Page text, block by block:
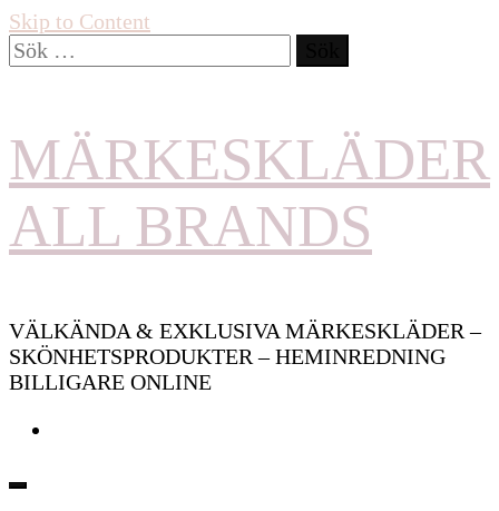
Skip to Content
Sök
efter:
MÄRKESKLÄDER
ALL BRANDS
VÄLKÄNDA & EXKLUSIVA MÄRKESKLÄDER –
SKÖNHETSPRODUKTER – HEMINREDNING
BILLIGARE ONLINE